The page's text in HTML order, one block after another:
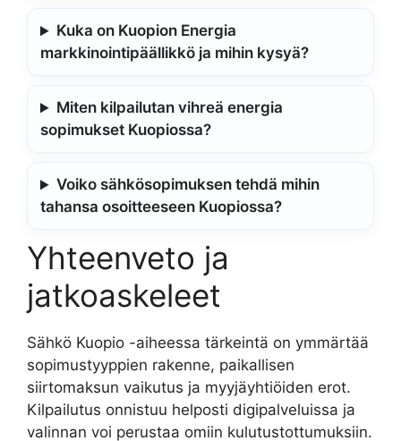
Kuka on Kuopion Energia
markkinointipäällikkö ja mihin kysyä?
Miten kilpailutan vihreä energia
sopimukset Kuopiossa?
Voiko sähkösopimuksen tehdä mihin
tahansa osoitteeseen Kuopiossa?
Yhteenveto ja
jatkoaskeleet
Sähkö Kuopio -aiheessa tärkeintä on ymmärtää
sopimustyyppien rakenne, paikallisen
siirtomaksun vaikutus ja myyjäyhtiöiden erot.
Kilpailutus onnistuu helposti digipalveluissa ja
valinnan voi perustaa omiin kulutustottumuksiin.